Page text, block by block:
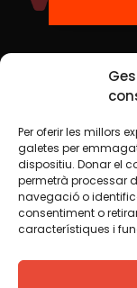
Per oferir les millors
galetes per
dispositiu. Donar el
permetrà processar
navegació o
consentiment o
característiques i
Redes
TWT YTB IG
Aviso legal
Creemos que el
utilizamos una